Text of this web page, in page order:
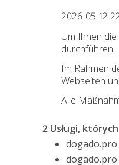
2026-05-12
Um Ihnen
durchführen.
Im Rahmen
Webseiten
Alle
2 Usługi,